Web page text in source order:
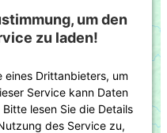
um den
zu laden!
eines Drittanbieters, um
Service kann Daten
lesen Sie die Details
des Service zu,